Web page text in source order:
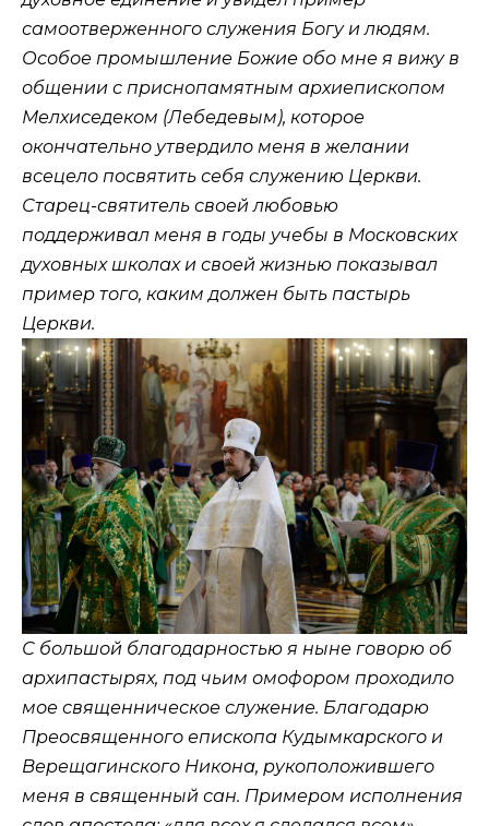
самоотверженного служения Богу и людям.
Особое промышление Божие обо мне я вижу в
общении с приснопамятным архиепископом
Мелхиседеком (Лебедевым), которое
окончательно утвердило меня в желании
всецело посвятить себя служению Церкви.
Старец-святитель своей любовью
поддерживал меня в годы учебы в Московских
духовных школах и своей жизнью показывал
пример того, каким должен быть пастырь
Церкви.
С большой благодарностью я ныне говорю об
архипастырях, под чьим омофором проходило
мое священническое служение. Благодарю
Преосвященного епископа Кудымкарского и
Верещагинского Никона, рукоположившего
меня в священный сан. Примером исполнения